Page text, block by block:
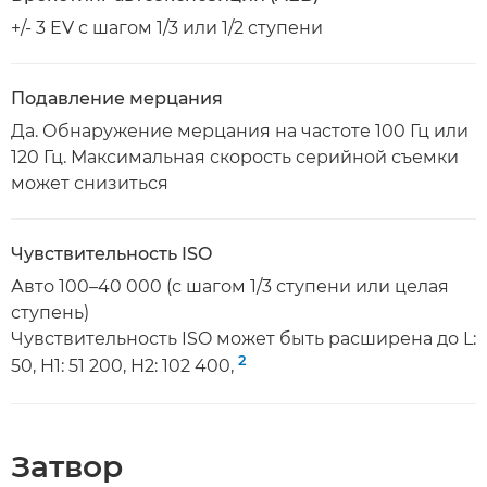
+/- 3 EV с шагом 1/3 или 1/2 ступени
Подавление мерцания
Да. Обнаружение мерцания на частоте 100 Гц или
120 Гц. Максимальная скорость серийной съемки
может снизиться
Чувствительность ISO
Авто 100–40 000 (с шагом 1/3 ступени или целая
ступень)
Чувствительность ISO может быть расширена до L:
50, H1: 51 200, H2: 102 400, 2
Затвор